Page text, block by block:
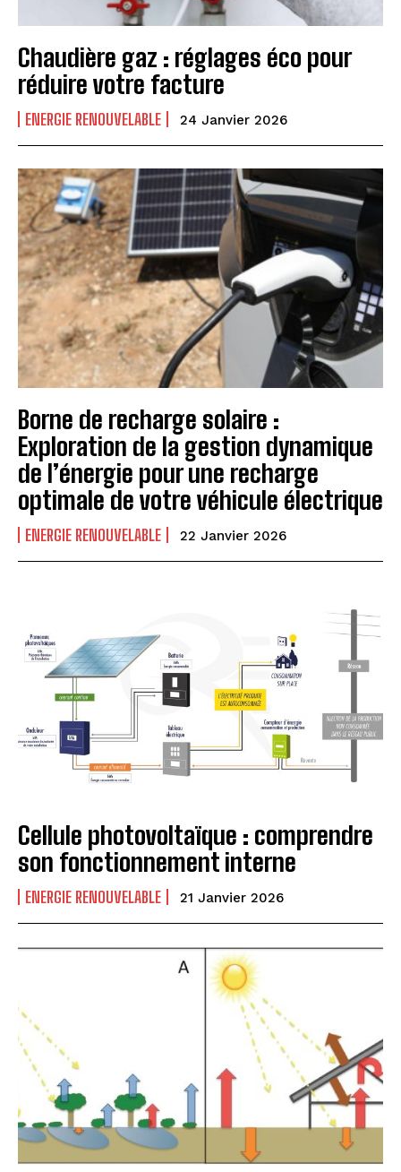
Chaudière gaz : réglages éco pour
réduire votre facture
ENERGIE RENOUVELABLE 24 Janvier 2026
Borne de recharge solaire :
Exploration de la gestion dynamique
de l’énergie pour une recharge
optimale de votre véhicule électrique
ENERGIE RENOUVELABLE 22 Janvier 2026
Cellule photovoltaïque : comprendre
son fonctionnement interne
ENERGIE RENOUVELABLE 21 Janvier 2026